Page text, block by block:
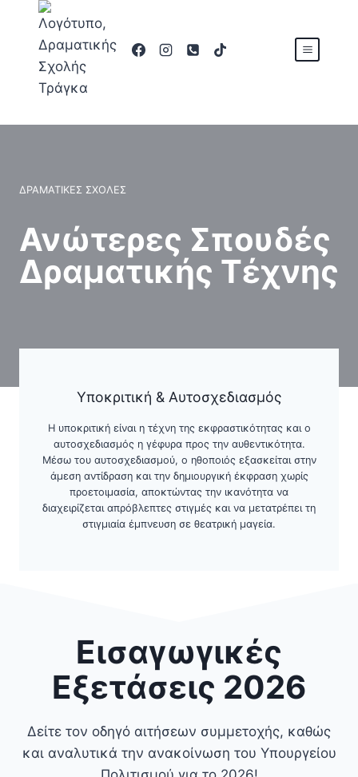
content
ΔΡΑΜΑΤΙΚΈΣ ΣΧΟΛΈΣ
Ανώτερες Σπουδές
Δραματικής Τέχνης
Υποκριτική & Αυτοσχεδιασμός
Η υποκριτική είναι η τέχνη της εκφραστικότητας και ο
αυτοσχεδιασμός η γέφυρα προς την αυθεντικότητα.
Μέσω του αυτοσχεδιασμού, ο ηθοποιός εξασκείται στην
άμεση αντίδραση και την δημιουργική έκφραση χωρίς
προετοιμασία, αποκτώντας την ικανότητα να
διαχειρίζεται απρόβλεπτες στιγμές και να μετατρέπει τη
στιγμιαία έμπνευση σε θεατρική μαγεία.
Εισαγωγικές
Εξετάσεις 2026
Δείτε τον οδηγό αιτήσεων συμμετοχής, καθώς
και αναλυτικά την ανακοίνωση του Υπουργείου